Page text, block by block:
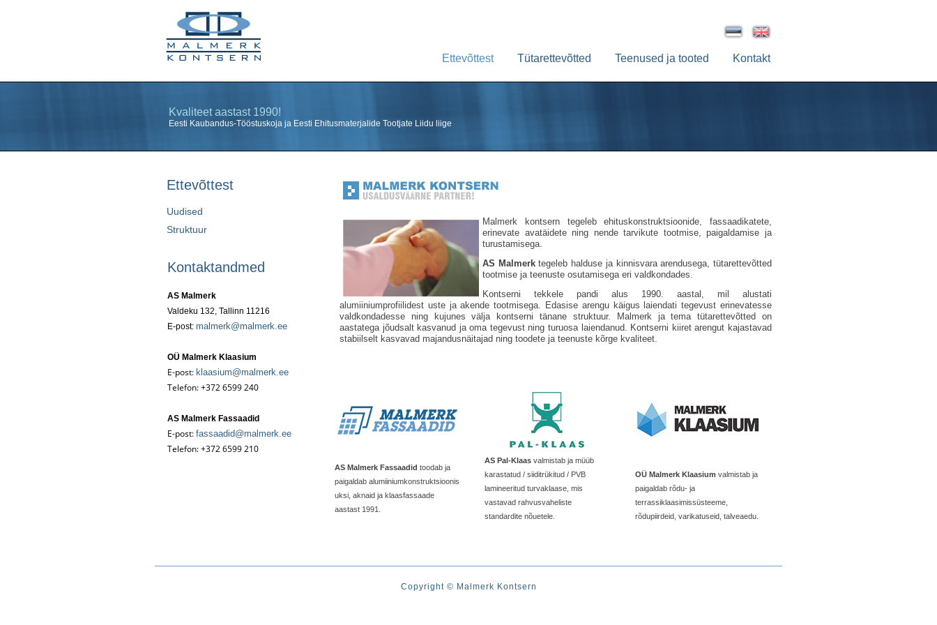
Ettevõttest Tütarettevõtted Teenused ja tooted Kontakt
Kvaliteet aastast 1990!
Eesti Kaubandus-Tööstuskoja ja Eesti Ehitusmaterjalide Tootjate Liidu liige
Ettevõttest
Uudised
Struktuur
Kontaktandmed
AS Malmerk
Valdeku 132, Tallinn 11216
E-post: malmerk@malmerk.ee
OÜ Malmerk Klaasium
E-post: klaasium@malmerk.ee
Telefon: +372 6599 240
AS Malmerk Fassaadid
E-post: fassaadid@malmerk.ee
Telefon: +372 6599 210
Malmerk kontsern tegeleb ehituskonstruktsioonide, fassaadikatete,
erinevate avatäidete ning nende tarvikute tootmise, paigaldamise ja
turustamisega.
AS Malmerktegeleb halduse ja kinnisvara arendusega, tütarettevõtted
tootmise ja teenuste osutamisega eri valdkondades.
Kontserni tekkele pandi alus 1990. aastal, mil alustati
alumiiniumprofiilidest uste ja akende tootmisega. Edasise arengu käigus laiendati tegevust erinevatesse
valdkondadesse ning kujunes välja kontserni tänane struktuur. Malmerk ja tema tütarettevõtted on
aastatega jõudsalt kasvanud ja oma tegevust ning turuosa laiendanud. Kontserni kiiret arengut kajastavad
stabiilselt kasvavad majandusnäitajad ning toodete ja teenuste kõrge kvaliteet.
AS Malmerk Fassaadid toodab ja
paigaldab alumiiniumkonstruktsioonis
uksi, aknaid ja klaasfassaade
aastast 1991.
AS Pal-Klaas valmistab ja müüb
karastatud / siiditrükitud / PVB
lamineeritud turvaklaase, mis
vastavad rahvusvaheliste
standardite nõuetele.
OÜ Malmerk Klaasium valmistab ja
paigaldab rõdu- ja
terrassiklaasimissüsteeme,
rõdupiirdeid, varikatuseid, talveaedu.
Copyright © Malmerk Kontsern